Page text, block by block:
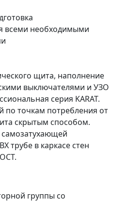
всеми необходимыми
щита, наполнение
выключателями и УЗО
серия KARAT.
по точкам потребления от
скрытым способом.
самозатухающей
трубе в каркасе стен
группы со